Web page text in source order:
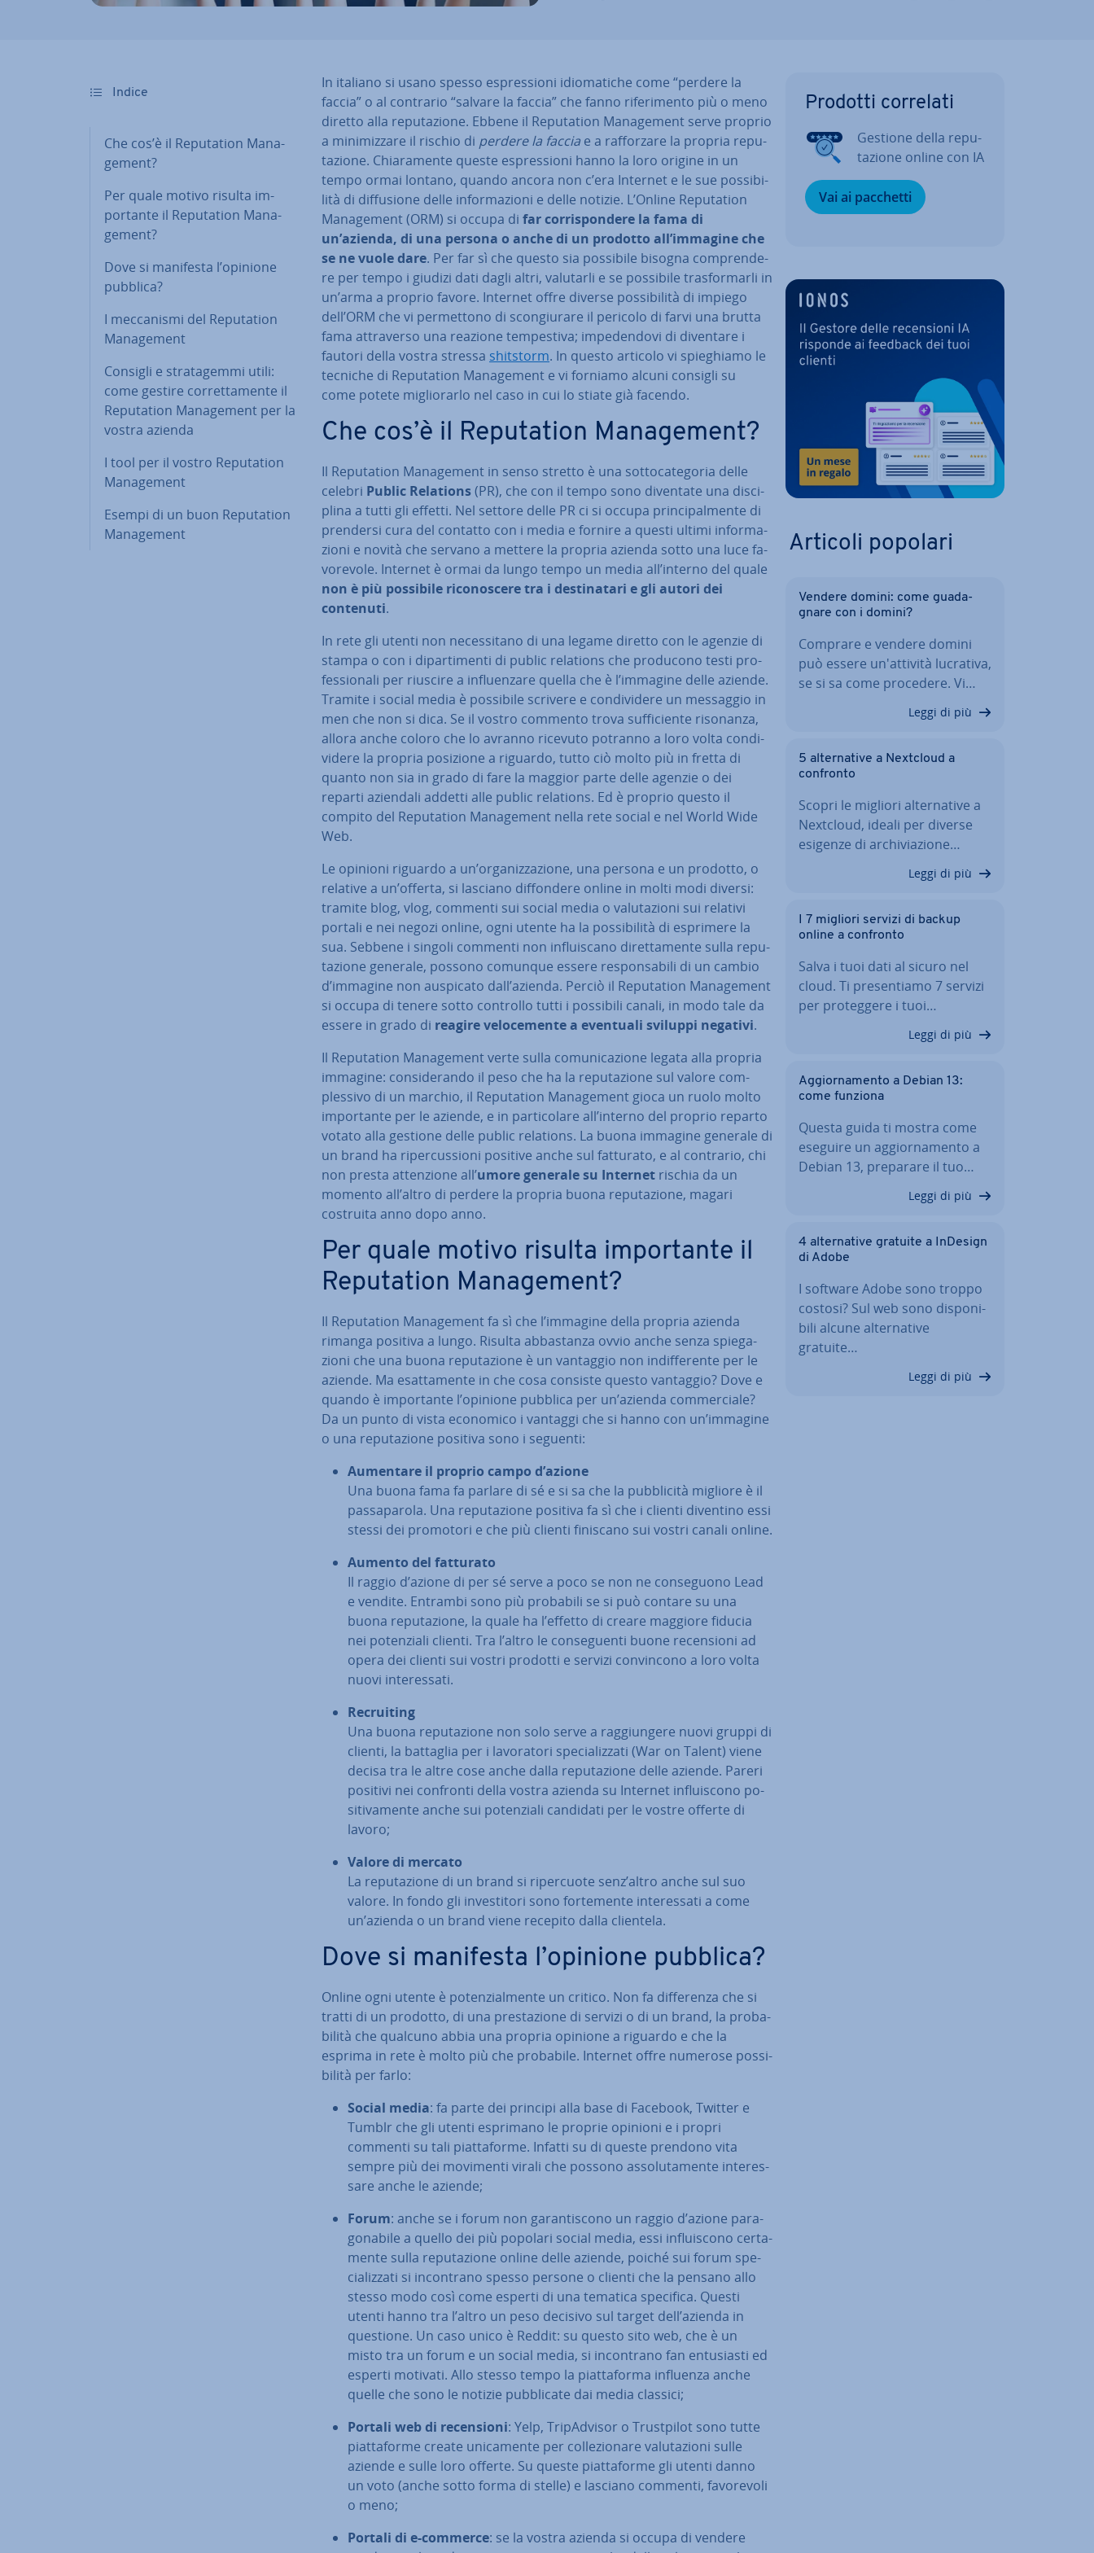
Indice
Che cos’è il Re­pu­ta­tion Ma­na­
ge­ment?
Per quale motivo risulta im­
por­tan­te il Re­pu­ta­tion Ma­na­
ge­ment?
Dove si manifesta l’opinione
pubblica?
I mec­ca­ni­smi del Re­pu­ta­tion
Ma­na­ge­ment
Consigli e stra­ta­gem­mi utili:
come gestire cor­ret­ta­men­te il
Re­pu­ta­tion Ma­na­ge­ment per la
vostra azienda
I tool per il vostro Re­pu­ta­tion
Ma­na­ge­ment
Esempi di un buon Re­pu­ta­tion
Ma­na­ge­ment
In italiano si usano spesso espres­sio­ni idio­ma­ti­che come “perdere la
faccia” o al contrario “salvare la faccia” che fanno ri­fe­ri­men­to più o meno
diretto alla re­pu­ta­zio­ne. Ebbene il Re­pu­ta­tion Ma­na­ge­ment serve proprio
a mi­ni­miz­za­re il rischio di perdere la faccia e a raf­for­za­re la propria re­pu­
ta­zio­ne. Chia­ra­men­te queste espres­sio­ni hanno la loro origine in un
tempo ormai lontano, quando ancora non c’era Internet e le sue pos­si­bi­
li­tà di dif­fu­sio­ne delle in­for­ma­zio­ni e delle notizie. L’Online Re­pu­ta­tion
Ma­na­ge­ment (ORM) si occupa di far cor­ri­spon­de­re la fama di
un’azienda, di una persona o anche di un prodotto all’immagine che
se ne vuole dare. Per far sì che questo sia possibile bisogna com­pren­de­
re per tempo i giudizi dati dagli altri, valutarli e se possibile tra­sfor­mar­li in
un’arma a proprio favore. Internet offre diverse pos­si­bi­li­tà di impiego
dell’ORM che vi per­met­to­no di scon­giu­ra­re il pericolo di farvi una brutta
fama at­tra­ver­so una reazione tem­pe­sti­va; im­pe­den­do­vi di diventare i
fautori della vostra stressa shitstorm. In questo articolo vi spie­ghia­mo le
tecniche di Re­pu­ta­tion Ma­na­ge­ment e vi forniamo alcuni consigli su
come potete mi­glio­rar­lo nel caso in cui lo stiate già facendo.
Che cos’è il Re­pu­ta­tion Ma­na­ge­ment?
Il Re­pu­ta­tion Ma­na­ge­ment in senso stretto è una sot­to­ca­te­go­ria delle
celebri Public Relations(PR), che con il tempo sono diventate una di­sci­
pli­na a tutti gli effetti. Nel settore delle PR ci si occupa prin­ci­pal­men­te di
prendersi cura del contatto con i media e fornire a questi ultimi in­for­ma­
zio­ni e novità che servano a mettere la propria azienda sotto una luce fa­
vo­re­vo­le. Internet è ormai da lungo tempo un media all’interno del quale
non è più possibile ri­co­no­sce­re tra i de­sti­na­ta­ri e gli autori dei
contenuti.
In rete gli utenti non ne­ces­si­ta­no di una legame diretto con le agenzie di
stampa o con i di­par­ti­men­ti di public relations che producono testi pro­
fes­sio­na­li per riuscire a in­fluen­za­re quella che è l’immagine delle aziende.
Tramite i social media è possibile scrivere e con­di­vi­de­re un messaggio in
men che non si dica. Se il vostro commento trova suf­fi­cien­te risonanza,
allora anche coloro che lo avranno ricevuto potranno a loro volta con­di­
vi­de­re la propria posizione a riguardo, tutto ciò molto più in fretta di
quanto non sia in grado di fare la maggior parte delle agenzie o dei
reparti aziendali addetti alle public relations. Ed è proprio questo il
compito del Re­pu­ta­tion Ma­na­ge­ment nella rete social e nel World Wide
Web.
Le opinioni riguardo a un’or­ga­niz­za­zio­ne, una persona e un prodotto, o
relative a un’offerta, si lasciano dif­fon­de­re online in molti modi diversi:
tramite blog, vlog, commenti sui social media o va­lu­ta­zio­ni sui relativi
portali e nei negozi online, ogni utente ha la pos­si­bi­li­tà di esprimere la
sua. Sebbene i singoli commenti non in­flui­sca­no di­ret­ta­men­te sulla re­pu­
ta­zio­ne generale, possono comunque essere re­spon­sa­bi­li di un cambio
d’immagine non auspicato dall’azienda. Perciò il Re­pu­ta­tion Ma­na­ge­ment
si occupa di tenere sotto controllo tutti i possibili canali, in modo tale da
essere in grado di reagire ve­lo­ce­men­te a eventuali sviluppi negativi.
Il Re­pu­ta­tion Ma­na­ge­ment verte sulla co­mu­ni­ca­zio­ne legata alla propria
immagine: con­si­de­ran­do il peso che ha la re­pu­ta­zio­ne sul valore com­
ples­si­vo di un marchio, il Re­pu­ta­tion Ma­na­ge­ment gioca un ruolo molto
im­por­tan­te per le aziende, e in par­ti­co­la­re all’interno del proprio reparto
votato alla gestione delle public relations. La buona immagine generale di
un brand ha ri­per­cus­sio­ni positive anche sul fatturato, e al contrario, chi
non presta at­ten­zio­ne all’umore generalesu Internet rischia da un
momento all’altro di perdere la propria buona re­pu­ta­zio­ne, magari
costruita anno dopo anno.
Per quale motivo risulta im­por­tan­te il
Re­pu­ta­tion Ma­na­ge­ment?
Il Re­pu­ta­tion Ma­na­ge­ment fa sì che l’immagine della propria azienda
rimanga positiva a lungo. Risulta ab­ba­stan­za ovvio anche senza spie­ga­
zio­ni che una buona re­pu­ta­zio­ne è un vantaggio non in­dif­fe­ren­te per le
aziende. Ma esat­ta­men­te in che cosa consiste questo vantaggio? Dove e
quando è im­por­tan­te l’opinione pubblica per un’azienda com­mer­cia­le?
Da un punto di vista economico i vantaggi che si hanno con un’immagine
o una re­pu­ta­zio­ne positiva sono i seguenti:
Aumentare il proprio campo d’azione
Una buona fama fa parlare di sé e si sa che la pub­bli­ci­tà migliore è il
pas­sa­pa­ro­la. Una re­pu­ta­zio­ne positiva fa sì che i clienti diventino essi
stessi dei promotori e che più clienti finiscano sui vostri canali online.
Aumento del fatturato
Il raggio d’azione di per sé serve a poco se non ne con­se­guo­no Lead
e vendite. Entrambi sono più probabili se si può contare su una
buona re­pu­ta­zio­ne, la quale ha l’effetto di creare maggiore fiducia
nei po­ten­zia­li clienti. Tra l’altro le con­se­guen­ti buone re­cen­sio­ni ad
opera dei clienti sui vostri prodotti e servizi con­vin­co­no a loro volta
nuovi in­te­res­sa­ti.
Re­crui­ting
Una buona re­pu­ta­zio­ne non solo serve a rag­giun­ge­re nuovi gruppi di
clienti, la battaglia per i la­vo­ra­to­ri spe­cia­liz­za­ti (War on Talent) viene
decisa tra le altre cose anche dalla re­pu­ta­zio­ne delle aziende. Pareri
positivi nei confronti della vostra azienda su Internet in­flui­sco­no po­
si­ti­va­men­te anche sui po­ten­zia­li candidati per le vostre offerte di
lavoro;
Valore di mercato
La re­pu­ta­zio­ne di un brand si ri­per­cuo­te senz’altro anche sul suo
valore. In fondo gli in­ve­sti­to­ri sono for­te­men­te in­te­res­sa­ti a come
un’azienda o un brand viene recepito dalla clientela.
Dove si manifesta l’opinione pubblica?
Online ogni utente è po­ten­zial­men­te un critico. Non fa dif­fe­ren­za che si
tratti di un prodotto, di una pre­sta­zio­ne di servizi o di un brand, la pro­ba­
bi­li­tà che qualcuno abbia una propria opinione a riguardo e che la
esprima in rete è molto più che probabile. Internet offre numerose pos­si­
bi­li­tà per farlo:
Social media: fa parte dei principi alla base di Facebook, Twitter e
Tumblr che gli utenti esprimano le proprie opinioni e i propri
commenti su tali piat­ta­for­me. Infatti su di queste prendono vita
sempre più dei movimenti virali che possono as­so­lu­ta­men­te in­te­res­
sa­re anche le aziende;
Forum: anche se i forum non ga­ran­ti­sco­no un raggio d’azione pa­ra­
go­na­bi­le a quello dei più popolari social media, essi in­flui­sco­no cer­ta­
men­te sulla re­pu­ta­zio­ne online delle aziende, poiché sui forum spe­
cia­liz­za­ti si in­con­tra­no spesso persone o clienti che la pensano allo
stesso modo così come esperti di una tematica specifica. Questi
utenti hanno tra l’altro un peso decisivo sul target dell’azienda in
questione. Un caso unico è Reddit: su questo sito web, che è un
misto tra un forum e un social media, si in­con­tra­no fan en­tu­sia­sti ed
esperti motivati. Allo stesso tempo la piat­ta­for­ma influenza anche
quelle che sono le notizie pub­bli­ca­te dai media classici;
Portali web di re­cen­sio­ni: Yelp, Tri­pAd­vi­sor o Trust­pi­lot sono tutte
piat­ta­for­me create uni­ca­men­te per col­le­zio­na­re va­lu­ta­zio­ni sulle
aziende e sulle loro offerte. Su queste piat­ta­for­me gli utenti danno
un voto (anche sotto forma di stelle) e lasciano commenti, fa­vo­re­vo­li
o meno;
Portali di e-commerce: se la vostra azienda si occupa di vendere
Prodotti correlati
Gestione della re­pu­
ta­zio­ne online con IA
Vai ai pacchetti
Articoli popolari
Vendere domini: come gua­da­
gna­re con i domini?
Comprare e vendere domini
può essere un'at­ti­vi­tà lucrativa,
se si sa come procedere. Vi…
Leggi di più
5 al­ter­na­ti­ve a Nextcloud a
confronto
Scopri le migliori al­ter­na­ti­ve a
Nextcloud, ideali per diverse
esigenze di ar­chi­via­zio­ne…
Leggi di più
I 7 migliori servizi di backup
online a confronto
Salva i tuoi dati al sicuro nel
cloud. Ti pre­sen­tia­mo 7 servizi
per pro­teg­ge­re i tuoi…
Leggi di più
Ag­gior­na­men­to a Debian 13:
come funziona
Questa guida ti mostra come
eseguire un ag­gior­na­men­to a
Debian 13, preparare il tuo…
Leggi di più
4 al­ter­na­ti­ve gratuite a InDesign
di Adobe
I software Adobe sono troppo
costosi? Sul web sono di­spo­ni­
bi­li alcune al­ter­na­ti­ve
gratuite…
Leggi di più